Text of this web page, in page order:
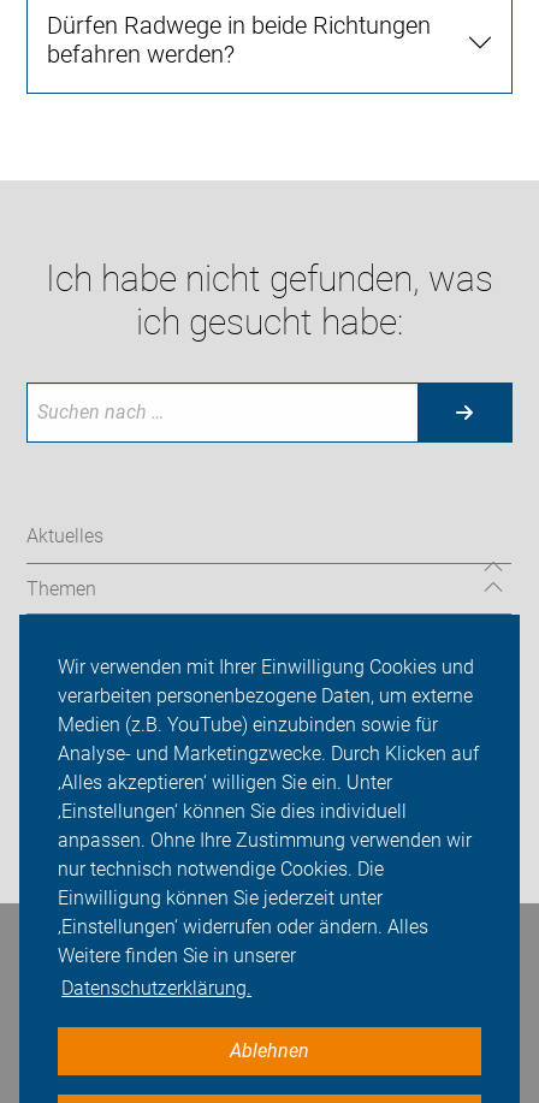
Wir verwenden mit Ihrer Einwilligung Cookies und
verarbeiten personenbezogene Daten, um externe
Medien (z.B. YouTube) einzubinden sowie für
Analyse- und Marketingzwecke. Durch Klicken auf
‚Alles akzeptieren‘ willigen Sie ein. Unter
‚Einstellungen‘ können Sie dies individuell
anpassen. Ohne Ihre Zustimmung verwenden wir
nur technisch notwendige Cookies. Die
Einwilligung können Sie jederzeit unter
‚Einstellungen‘ widerrufen oder ändern. Alles
Weitere finden Sie in unserer
Datenschutzerklärung.
Ablehnen
Dürfen Radwege in beide Richtungen
befahren werden?
Ich habe nicht gefunden, was
ich gesucht habe:
Aktuelles
Themen
Spenden
ADFC Leipzig
Sei dabei
Presse
Bleiben Sie in Kontakt